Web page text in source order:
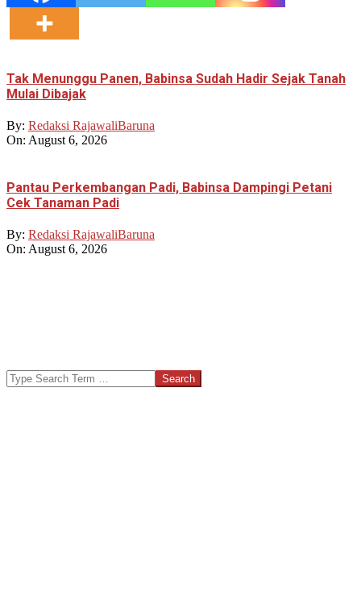
Tak Menunggu Panen, Babinsa Sudah Hadir Sejak Tanah
Mulai Dibajak
By: Redaksi RajawaliBaruna
On: August 6, 2026
Pantau Perkembangan Padi, Babinsa Dampingi Petani
Cek Tanaman Padi
By: Redaksi RajawaliBaruna
On: August 6, 2026
Search